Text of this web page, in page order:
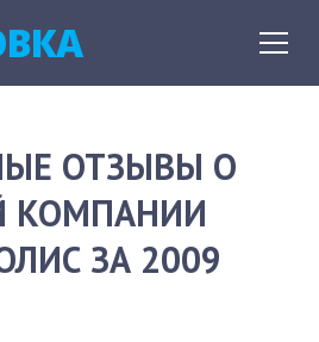
ОТЗЫВЫ О
КОМПАНИИ
ЗА 2009